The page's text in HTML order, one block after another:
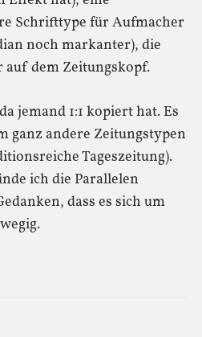
Schrifttype für Aufmacher
noch markanter), die
auf dem Zeitungskopf.
jemand 1:1 kopiert hat. Es
ganz andere Zeitungstypen
Tageszeitung).
ich die Parallelen
dass es sich um